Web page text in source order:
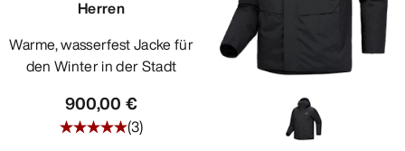
Herren
Warme, wasserfest Jacke für
den Winter in der Stadt
900,00 €
(3)